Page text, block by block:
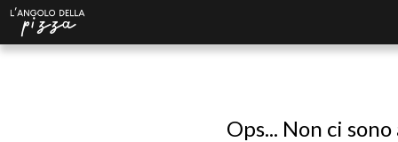
Ops... Non ci